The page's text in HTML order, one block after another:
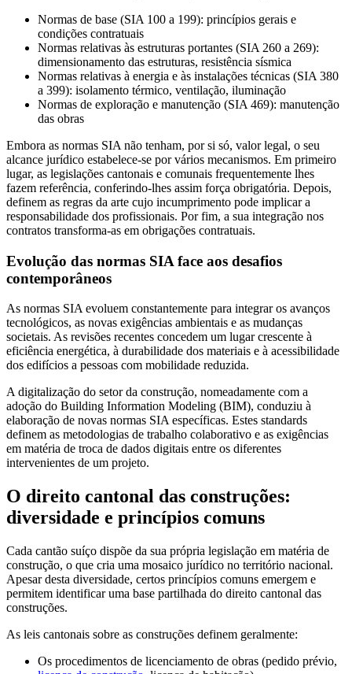
Normas de base (SIA 100 a 199): princípios gerais e
condições contratuais
Normas relativas às estruturas portantes (SIA 260 a 269):
dimensionamento das estruturas, resistência sísmica
Normas relativas à energia e às instalações técnicas (SIA 380
a 399): isolamento térmico, ventilação, iluminação
Normas de exploração e manutenção (SIA 469): manutenção
das obras
Embora as normas SIA não tenham, por si só, valor legal, o seu
alcance jurídico estabelece-se por vários mecanismos. Em primeiro
lugar, as legislações cantonais e comunais frequentemente lhes
fazem referência, conferindo-lhes assim força obrigatória. Depois,
definem as regras da arte cujo incumprimento pode implicar a
responsabilidade dos profissionais. Por fim, a sua integração nos
contratos transforma-as em obrigações contratuais.
Evolução das normas SIA face aos desafios
contemporâneos
As normas SIA evoluem constantemente para integrar os avanços
tecnológicos, as novas exigências ambientais e as mudanças
societais. As revisões recentes concedem um lugar crescente à
eficiência energética, à durabilidade dos materiais e à acessibilidade
dos edifícios a pessoas com mobilidade reduzida.
A digitalização do setor da construção, nomeadamente com a
adoção do Building Information Modeling (BIM), conduziu à
elaboração de novas normas SIA específicas. Estes standards
definem as metodologias de trabalho colaborativo e as exigências
em matéria de troca de dados digitais entre os diferentes
intervenientes de um projeto.
O direito cantonal das construções:
diversidade e princípios comuns
Cada cantão suíço dispõe da sua própria legislação em matéria de
construção, o que cria uma mosaico jurídico no território nacional.
Apesar desta diversidade, certos princípios comuns emergem e
permitem identificar uma base partilhada do direito cantonal das
construções.
As leis cantonais sobre as construções definem geralmente:
Os procedimentos de licenciamento de obras (pedido prévio,